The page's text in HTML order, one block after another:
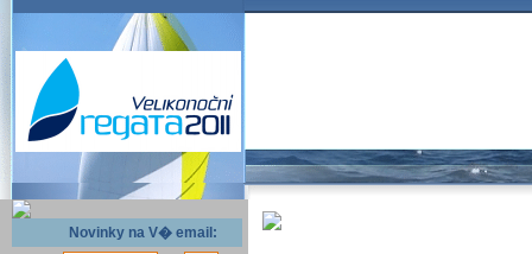
Novinky na V� email: